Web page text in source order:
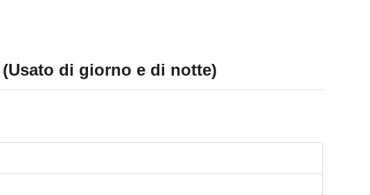
di giorno e di notte)